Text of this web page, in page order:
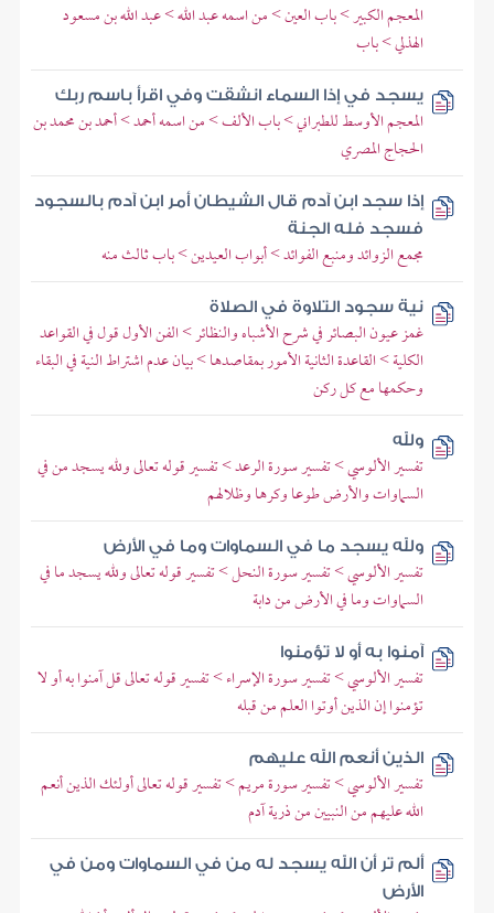
المعجم الكبير > باب العين > من اسمه عبد الله > عبد الله بن مسعود
الهذلي > باب
يسجد في إذا السماء انشقت وفي اقرأ باسم ربك
المعجم الأوسط للطبراني > باب الألف > من اسمه أحمد > أحمد بن محمد بن
الحجاج المصري
إذا سجد ابن آدم قال الشيطان أمر ابن آدم بالسجود
فسجد فله الجنة
مجمع الزوائد ومنبع الفوائد > أبواب العيدين > باب ثالث منه
نية سجود التلاوة في الصلاة
غمز عيون البصائر في شرح الأشباه والنظائر > الفن الأول قول في القواعد
الكلية > القاعدة الثانية الأمور بمقاصدها > بيان عدم اشتراط النية في البقاء
وحكمها مع كل ركن
ولله
تفسير الألوسي > تفسير سورة الرعد > تفسير قوله تعالى ولله يسجد من في
السماوات والأرض طوعا وكرها وظلالهم
ولله يسجد ما في السماوات وما في الأرض
تفسير الألوسي > تفسير سورة النحل > تفسير قوله تعالى ولله يسجد ما في
السماوات وما في الأرض من دابة
آمنوا به أو لا تؤمنوا
تفسير الألوسي > تفسير سورة الإسراء > تفسير قوله تعالى قل آمنوا به أو لا
تؤمنوا إن الذين أوتوا العلم من قبله
الذين أنعم الله عليهم
تفسير الألوسي > تفسير سورة مريم > تفسير قوله تعالى أولئك الذين أنعم
الله عليهم من النبيين من ذرية آدم
ألم تر أن الله يسجد له من في السماوات ومن في
الأرض